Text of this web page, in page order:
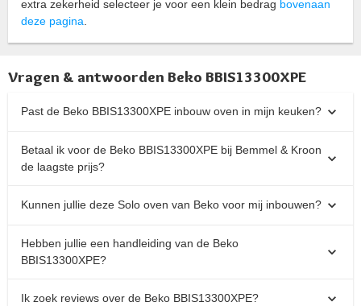
extra zekerheid selecteer je voor een klein bedrag bovenaan
deze pagina
Vragen & antwoorden Beko BBIS13300XPE
Past de Beko BBIS13300XPE inbouw oven in mijn keuken?
Betaal ik voor de Beko BBIS13300XPE bij Bemmel & Kroon
de laagste prijs?
Kunnen jullie deze Solo oven van Beko voor mij inbouwen?
Hebben jullie een handleiding van de Beko
BBIS13300XPE?
Ik zoek reviews over de Beko BBIS13300XPE?